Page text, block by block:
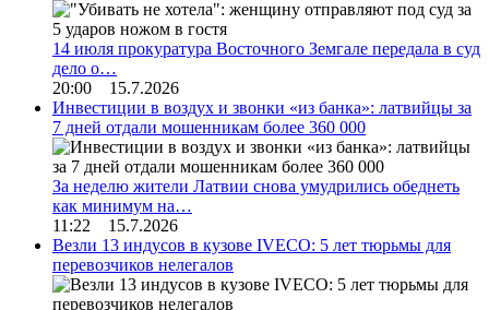
14 июля прокуратура Восточного Земгале передала в суд
дело о…
20:00 15.7.2026
Инвестиции в воздух и звонки «из банка»: латвийцы за
7 дней отдали мошенникам более 360 000
За неделю жители Латвии снова умудрились обеднеть
как минимум на…
11:22 15.7.2026
Везли 13 индусов в кузове IVECO: 5 лет тюрьмы для
перевозчиков нелегалов